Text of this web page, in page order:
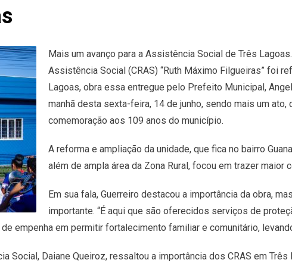
Mais um avanço para a Assistência Social de Três
Assistência Social (CRAS) “Ruth Máximo Filgueiras” foi
Lagoas, obra essa entregue pelo Prefeito Municipal,
manhã desta sexta-feira, 14 de junho, sendo mais um
comemoração aos 109 anos do município.
A reforma e ampliação da unidade, que fica no bairro
além de ampla área da Zona Rural, focou em trazer
Em sua fala, Guerreiro destacou a importância da obra,
importante. “É aqui que são oferecidos serviços de
empenha em permitir fortalecimento familiar e comunitário,
Social, Daiane Queiroz, ressaltou a importância dos CRAS em